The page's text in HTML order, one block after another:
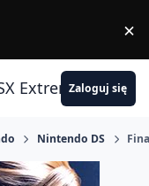
×
ExtremeZaloguj się
Nintendo DS